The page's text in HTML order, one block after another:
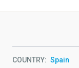
COUNTRY Spain